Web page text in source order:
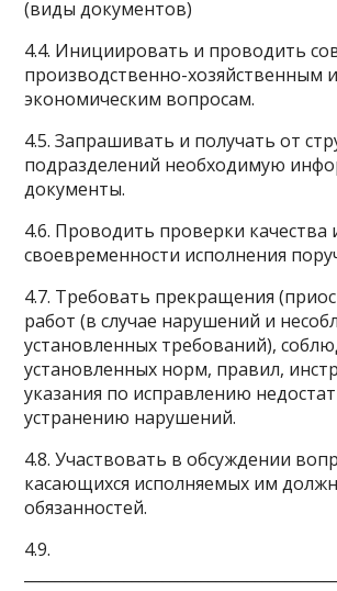
(виды документов)
4.4. Инициировать и проводить
производственно-хозяйственным
экономическим вопросам.
4.5. Запрашивать и получать от
подразделений необходимую
документы.
4.6. Проводить проверки качества
своевременности исполнения
4.7. Требовать прекращения
работ (в случае нарушений и
установленных требований),
установленных норм, правил,
указания по исправлению
устранению нарушений.
4.8. Участвовать в обсуждении
касающихся исполняемых им
обязанностей.
4.9.